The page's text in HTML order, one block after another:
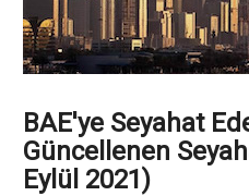
BAE'ye Seyahat
Güncellenen
Eylül 2021)